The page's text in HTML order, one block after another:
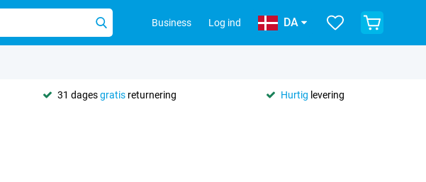
Business Log ind DA
31 dagesgratis returnering Hurtig levering